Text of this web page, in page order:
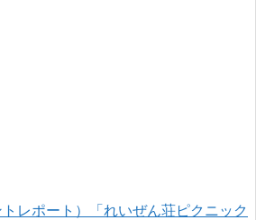
トレポート）「れいぜん荘ピクニック